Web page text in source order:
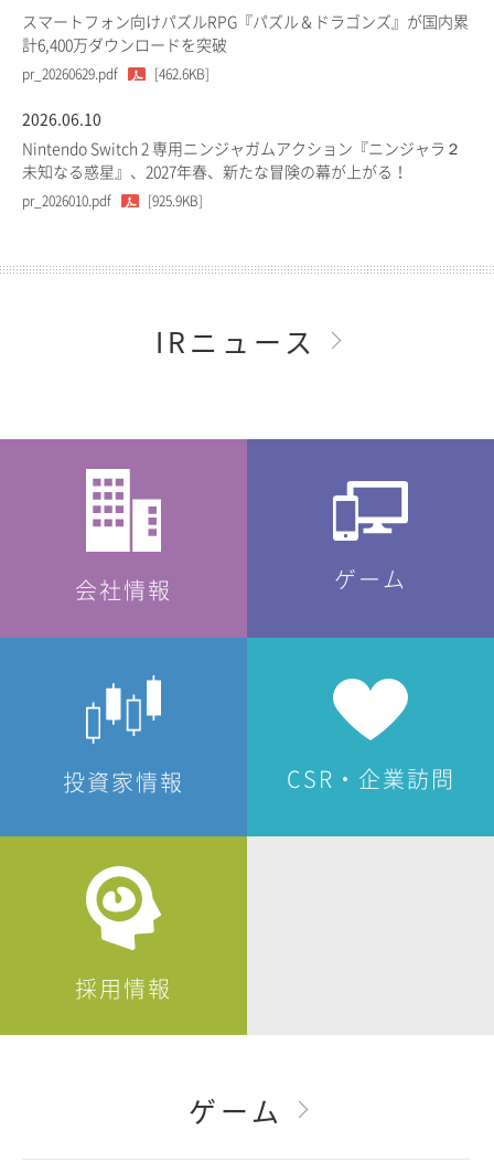
スマートフォン向けパズルRPG『パズル＆ドラゴンズ』が国内累
計6,400万ダウンロードを突破
pr_20260629.pdf [462.6KB]
2026.06.10
Nintendo Switch 2 専用ニンジャガムアクション『ニンジャラ２
未知なる惑星』、2027年春、新たな冒険の幕が上がる！
pr_2026010.pdf [925.9KB]
IRニュース
会社情報
ゲーム
投資家情報 CSR・企業訪問
採用情報
ゲーム